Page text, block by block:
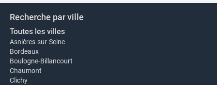
Recherche par ville
Toutes les villes
Asnières-sur-Seine
Bordeaux
Boulogne-Billancourt
Chaumont
Clichy